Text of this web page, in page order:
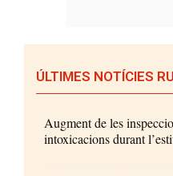
ÚLTIMES NOTÍCIES
Augment de les
intoxicacions durant